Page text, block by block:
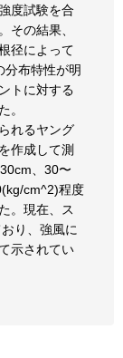
度試験を合
その結果、
径によって
分布特性が明
トに対する
。
れるヤング
作成して測
、30〜
cm^2)程度
。現在、ス
り、強風に
示されてい